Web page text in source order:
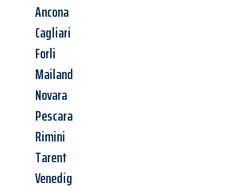
Ancona
Cagliari
Forli
Mailand
Novara
Pescara
Rimini
Tarent
Venedig